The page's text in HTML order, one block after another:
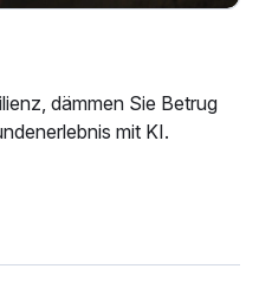
dämmen Sie Betrug
mit KI.